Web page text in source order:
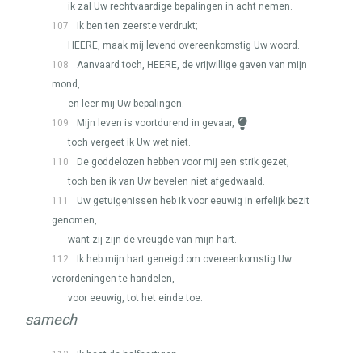
ik zal Uw rechtvaardige bepalingen in acht nemen.
107
Ik ben ten zeerste verdrukt;
HEERE, maak mij levend overeenkomstig Uw woord.
108
Aanvaard toch, HEERE, de vrijwillige gaven van mijn
mond,
en leer mij Uw bepalingen.
109
Mijn leven is voortdurend in gevaar,
toch vergeet ik Uw wet niet.
110
De goddelozen hebben voor mij een strik gezet,
toch ben ik van Uw bevelen niet afgedwaald.
111
Uw getuigenissen heb ik voor eeuwig in erfelijk bezit
genomen,
want zij zijn de vreugde van mijn hart.
112
Ik heb mijn hart geneigd om overeenkomstig Uw
verordeningen te handelen,
voor eeuwig, tot het einde toe.
samech